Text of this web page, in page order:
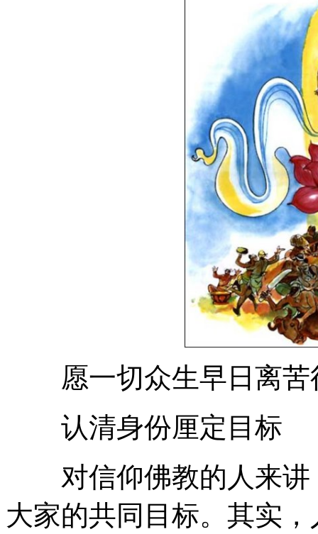
愿一切众生早日离苦
认清身份厘定目标
对信仰佛教的人来讲
大家的共同目标。其实